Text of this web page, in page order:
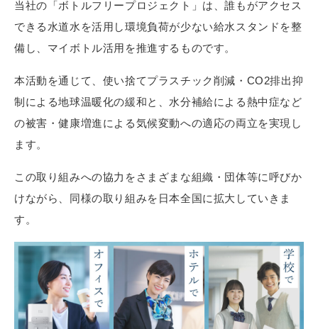
当社の「ボトルフリープロジェクト」は、誰もがアクセス
できる水道水を活用し環境負荷が少ない給水スタンドを整
備し、マイボトル活用を推進するものです。
本活動を通じて、使い捨てプラスチック削減・CO2排出抑
制による地球温暖化の緩和と、水分補給による熱中症など
の被害・健康増進による気候変動への適応の両立を実現し
ます。
この取り組みへの協力をさまざまな組織・団体等に呼びか
けながら、同様の取り組みを日本全国に拡大していきま
す。